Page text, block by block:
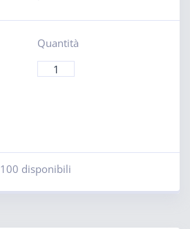
Quantità
100 disponibili